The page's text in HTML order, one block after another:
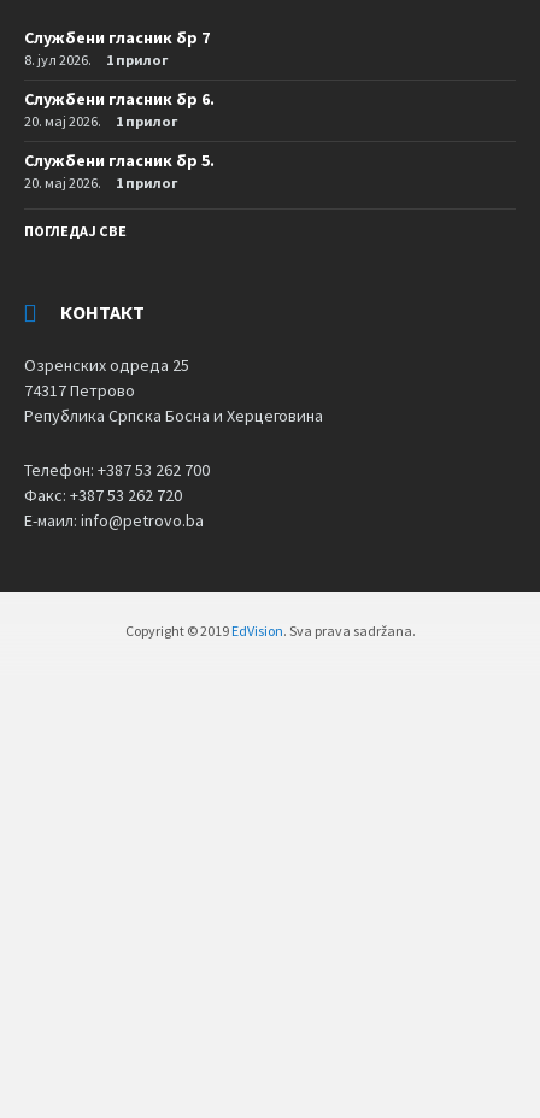
Службени гласник бр 7
8. јул 2026. 1 прилог
Службени гласник бр 6.
20. мај 2026. 1 прилог
Службени гласник бр 5.
20. мај 2026. 1 прилог
ПОГЛЕДАЈ СВЕ
КОНТАКТ
Озренских одреда 25
74317 Петрово
Република Српска Босна и Херцеговина
Телефон: +387 53 262 700
Факс: +387 53 262 720
Е-маил: info@petrovo.ba
Copyright © 2019 EdVision. Sva prava sadržana.